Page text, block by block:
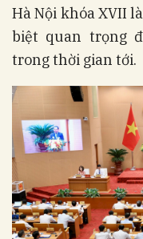
Hà Nội khóa XVII
biệt quan trọng
trong thời gian tới.